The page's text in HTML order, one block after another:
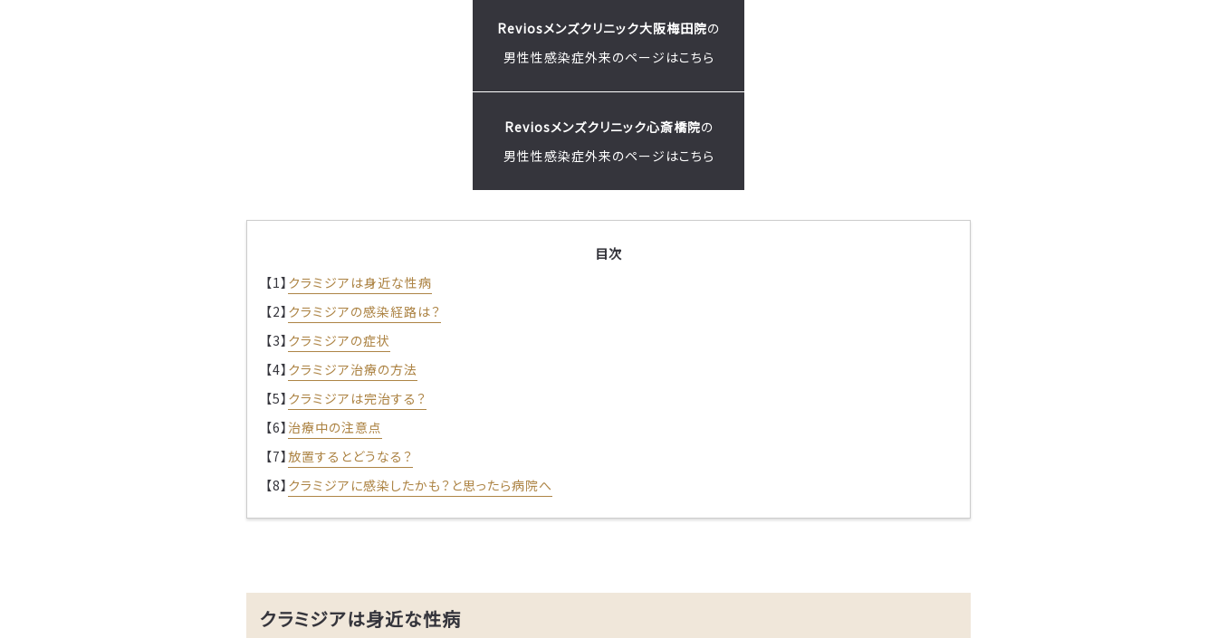
Reviosメンズクリニック大阪梅田院の
男性性感染症外来のページはこちら
Reviosメンズクリニック心斎橋院の
男性性感染症外来のページはこちら
目次
【1】 クラミジアは身近な性病
【2】 クラミジアの感染経路は？
【3】 クラミジアの症状
【4】 クラミジア治療の方法
【5】 クラミジアは完治する？
【6】治療中の注意点
【7】放置するとどうなる？
【8】 クラミジアに感染したかも？と思ったら病院へ
クラミジアは身近な性病